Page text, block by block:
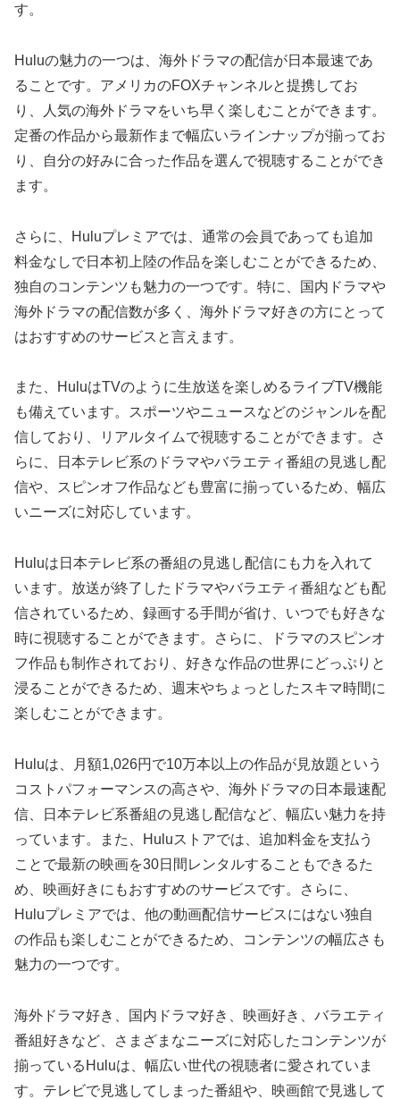
す。
Huluの魅力の一つは、海外ドラマの配信が日本最速であ
ることです。アメリカのFOXチャンネルと提携してお
り、人気の海外ドラマをいち早く楽しむことができます。
定番の作品から最新作まで幅広いラインナップが揃ってお
り、自分の好みに合った作品を選んで視聴することができ
ます。
さらに、Huluプレミアでは、通常の会員であっても追加
料金なしで日本初上陸の作品を楽しむことができるため、
独自のコンテンツも魅力の一つです。特に、国内ドラマや
海外ドラマの配信数が多く、海外ドラマ好きの方にとって
はおすすめのサービスと言えます。
また、HuluはTVのように生放送を楽しめるライブTV機能
も備えています。スポーツやニュースなどのジャンルを配
信しており、リアルタイムで視聴することができます。さ
らに、日本テレビ系のドラマやバラエティ番組の見逃し配
信や、スピンオフ作品なども豊富に揃っているため、幅広
いニーズに対応しています。
Huluは日本テレビ系の番組の見逃し配信にも力を入れて
います。放送が終了したドラマやバラエティ番組なども配
信されているため、録画する手間が省け、いつでも好きな
時に視聴することができます。さらに、ドラマのスピンオ
フ作品も制作されており、好きな作品の世界にどっぷりと
浸ることができるため、週末やちょっとしたスキマ時間に
楽しむことができます。
Huluは、月額1,026円で10万本以上の作品が見放題という
コストパフォーマンスの高さや、海外ドラマの日本最速配
信、日本テレビ系番組の見逃し配信など、幅広い魅力を持
っています。また、Huluストアでは、追加料金を支払う
ことで最新の映画を30日間レンタルすることもできるた
め、映画好きにもおすすめのサービスです。さらに、
Huluプレミアでは、他の動画配信サービスにはない独自
の作品も楽しむことができるため、コンテンツの幅広さも
魅力の一つです。
海外ドラマ好き、国内ドラマ好き、映画好き、バラエティ
番組好きなど、さまざまなニーズに対応したコンテンツが
揃っているHuluは、幅広い世代の視聴者に愛されていま
す。テレビで見逃してしまった番組や、映画館で見逃して